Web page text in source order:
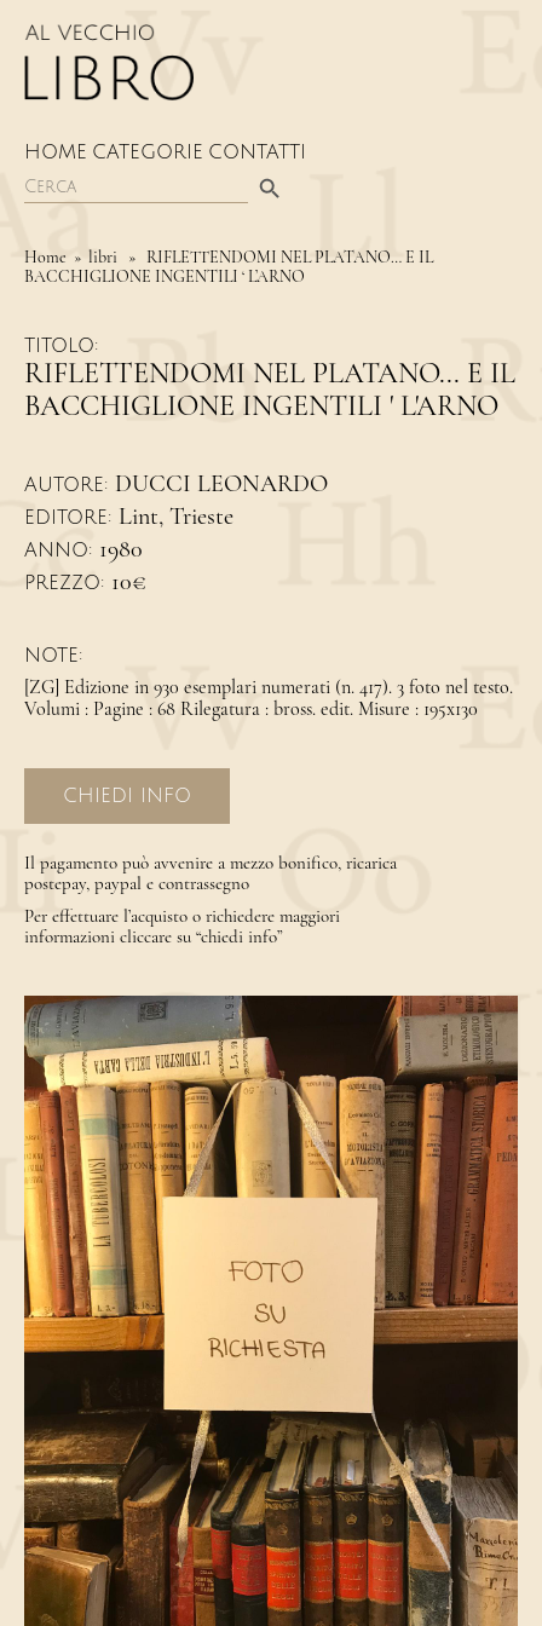
HOME CATEGORIE CONTATTI
Search
for:
Home » libri » RIFLETTENDOMI NEL PLATANO… E IL
BACCHIGLIONE INGENTILI ‘ L’ARNO
TITOLO:
RIFLETTENDOMI NEL PLATANO... E IL
BACCHIGLIONE INGENTILI ' L'ARNO
AUTORE: DUCCI LEONARDO
EDITORE: Lint, Trieste
ANNO: 1980
PREZZO: 10€
NOTE:
[ZG] Edizione in 930 esemplari numerati (n. 417). 3 foto nel testo.
Volumi : Pagine : 68 Rilegatura : bross. edit. Misure : 195x130
CHIEDI INFO
Il pagamento può avvenire a mezzo bonifico, ricarica
postepay, paypal e contrassegno
Per effettuare l’acquisto o richiedere maggiori
informazioni cliccare su “chiedi info”